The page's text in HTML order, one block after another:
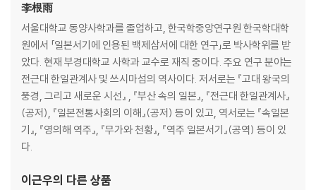
李根雨
서울대학교 동양사학과를 졸업하고, 한국학중앙연구원 한국학대학
원에서 「일본서기에 인용된 백제삼서에 대한 연구」로 박사학위를 받
았다. 현재 부경대학교 사학과 교수로 재직 중이다. 주요 연구 분야는
전근대 한일관계사 및 쓰시마섬의 역사이다. 저서로는 『고대 왕국의
풍경, 그리고 새로운 시선』 , 『부산 속의 일본』, 『전근대 한일관계사』
(공저), 『일본전통사회의 이해』(공저) 등이 있고, 역서로는 『속일본
기』, 『영의해 역주』, 『무가와 천황』, 『역주 일본서기』(공역) 등이 있
다.
이근우의 다른 상품